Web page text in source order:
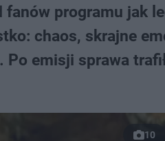
programu jak
chaos, skrajne
emisji sprawa
10